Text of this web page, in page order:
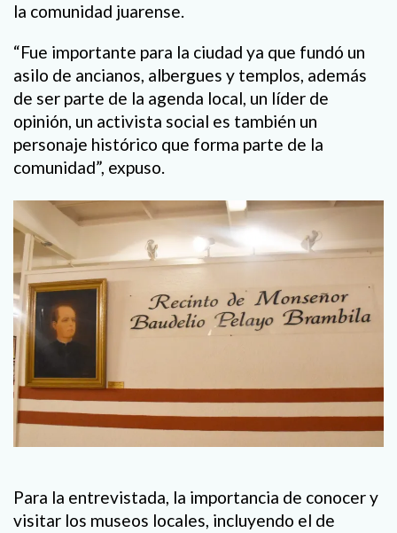
la comunidad juarense.
“Fue importante para la ciudad ya que fundó un
asilo de ancianos, albergues y templos, además
de ser parte de la agenda local, un líder de
opinión, un activista social es también un
personaje histórico que forma parte de la
comunidad”, expuso.
Para la entrevistada, la importancia de conocer y
visitar los museos locales, incluyendo el de